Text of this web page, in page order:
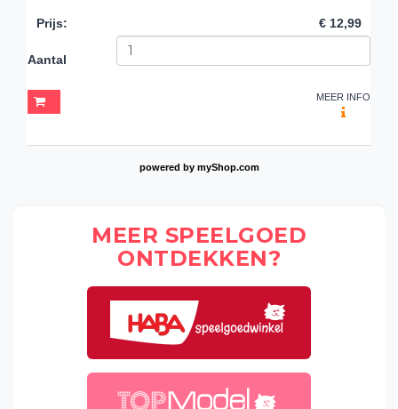
Prijs: € 12,99
Aantal
MEER INFO
powered by myShop.com
MEER SPEELGOED
ONTDEKKEN?